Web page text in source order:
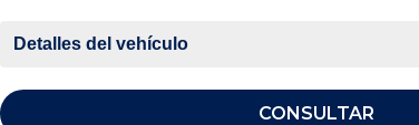
Detalles del vehículo
CONSULTAR